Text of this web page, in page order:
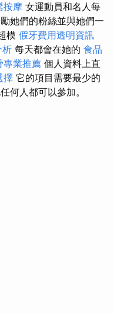
按摩 女運動員和名人每
她們的粉絲並與她們一
模 假牙費用透明資訊
析 每天都會在她的 食品
專業推薦 個人資料上直
擇 它的項目需要最少的
何人都可以參加。